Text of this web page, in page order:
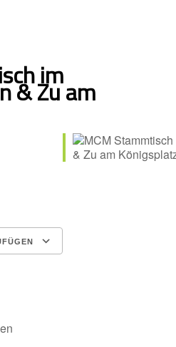
im
& Zu am